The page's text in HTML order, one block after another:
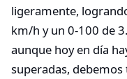
ligeramente,
km/h y un 0-100 de
aunque hoy en día
superadas,